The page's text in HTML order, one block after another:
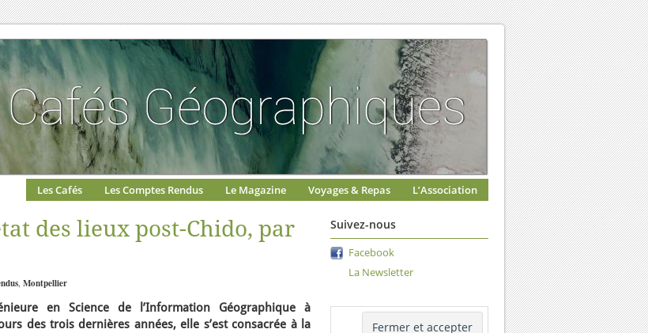
Les Cafés Les Comptes Rendus Le Magazine Voyages & Repas L’Association
des lieux post-Chido, par
, Montpellier
en Science de l’Information Géographique à
des trois dernières années, elle s’est consacrée à la
Suivez-nous
Facebook
La Newsletter